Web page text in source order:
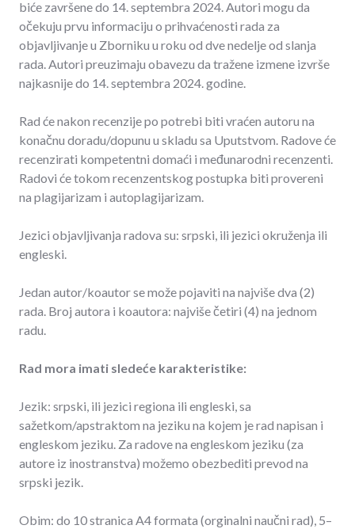
biće završene do 14. septembra 2024. Autori mogu da
očekuju prvu informaciju o prihvaćenosti rada za
objavljivanje u Zborniku u roku od dve nedelje od slanja
rada. Autori preuzimaju obavezu da tražene izmene izvrše
najkasnije do 14. septembra 2024. godine.
Rad će nakon recenzije po potrebi biti vraćen autoru na
konačnu doradu/dopunu u skladu sa Uputstvom. Radove će
recenzirati kompetentni domaći i međunarodni recenzenti.
Radovi će tokom recenzentskog postupka biti provereni
na plagijarizam i autoplagijarizam.
Jezici objavljivanja radova su: srpski, ili jezici okruženja ili
engleski.
Jedan autor/koautor se može pojaviti na najviše dva (2)
rada. Broj autora i koautora: najviše četiri (4) na jednom
radu.
Rad mora imati sledeće karakteristike:
Jezik: srpski, ili jezici regiona ili engleski, sa
sažetkom/apstraktom na jeziku na kojem je rad napisan i
engleskom jeziku. Za radove na engleskom jeziku (za
autore iz inostranstva) možemo obezbediti prevod na
srpski jezik.
Obim: do 10 stranica A4 formata (orginalni naučni rad), 5–